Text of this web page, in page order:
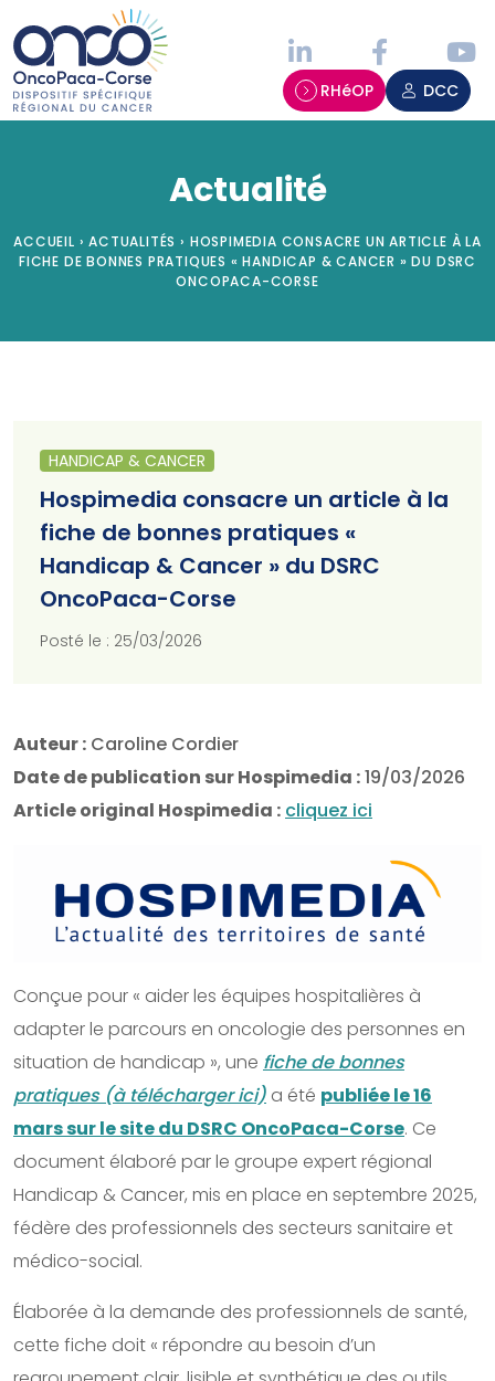
RHéOP DCC
Actualité
ACCUEIL › ACTUALITÉS › HOSPIMEDIA CONSACRE UN ARTICLE À LA
FICHE DE BONNES PRATIQUES « HANDICAP & CANCER » DU DSRC
ONCOPACA-CORSE
HANDICAP & CANCER
Hospimedia consacre un article à la
fiche de bonnes pratiques «
Handicap & Cancer » du DSRC
OncoPaca-Corse
Posté le : 25/03/2026
Auteur : Caroline Cordier
Date de publication sur Hospimedia :19/03/2026
Article original Hospimedia : cliquez ici
Conçue pour « aider les équipes hospitalières à
adapter le parcours en oncologie des personnes en
situation de handicap », une fiche de bonnes
pratiques (à télécharger ici) a été publiée le 16
mars sur le site du DSRC OncoPaca-Corse. Ce
document élaboré par le groupe expert régional
Handicap & Cancer, mis en place en septembre 2025,
fédère des professionnels des secteurs sanitaire et
médico-social.
Élaborée à la demande des professionnels de santé,
cette fiche doit « répondre au besoin d’un
Panneau de gestion des cookies